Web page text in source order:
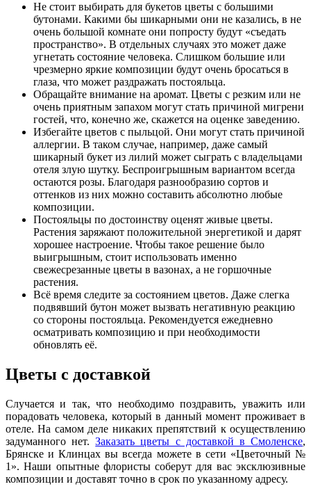
Не стоит выбирать для букетов цветы с большими
бутонами. Какими бы шикарными они не казались, в не
очень большой комнате они попросту будут «съедать
пространство». В отдельных случаях это может даже
угнетать состояние человека. Слишком большие или
чрезмерно яркие композиции будут очень бросаться в
глаза, что может раздражать постояльца.
Обращайте внимание на аромат. Цветы с резким или не
очень приятным запахом могут стать причиной мигрени
гостей, что, конечно же, скажется на оценке заведению.
Избегайте цветов с пыльцой. Они могут стать причиной
аллергии. В таком случае, например, даже самый
шикарный букет из лилий может сыграть с владельцами
отеля злую шутку. Беспроигрышным вариантом всегда
остаются розы. Благодаря разнообразию сортов и
оттенков из них можно составить абсолютно любые
композиции.
Постояльцы по достоинству оценят живые цветы.
Растения заряжают положительной энергетикой и дарят
хорошее настроение. Чтобы такое решение было
выигрышным, стоит использовать именно
свежесрезанные цветы в вазонах, а не горшочные
растения.
Всё время следите за состоянием цветов. Даже слегка
подвявший бутон может вызвать негативную реакцию
со стороны постояльца. Рекомендуется ежедневно
осматривать композицию и при необходимости
обновлять её.
Цветы с доставкой
Случается и так, что необходимо поздравить, уважить или
порадовать человека, который в данный момент проживает в
отеле. На самом деле никаких препятствий к осуществлению
задуманного нет.Заказать цветы с доставкой в Смоленске,
Брянске и Клинцах вы всегда можете в сети «Цветочный №
1». Наши опытные флористы соберут для вас эксклюзивные
композиции и доставят точно в срок по указанному адресу.